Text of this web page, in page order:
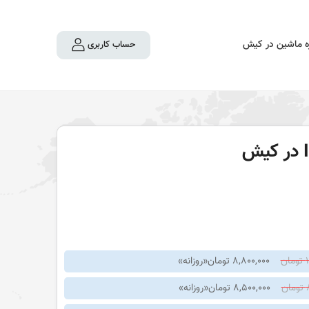
ماشین در کیش حساب کاربری
8,800,000 تومان
«روزانه»
8,500,000 تومان
«روزانه»